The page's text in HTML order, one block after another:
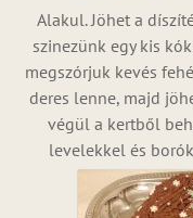
Alakul. Jöhet a
szinezünk egy kis
megszórjuk kevés
deres lenne, majd
végül a kertből
levelekkel és